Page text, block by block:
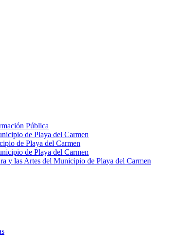
Pública
de Playa del Carmen
de Playa del Carmen
de Playa del Carmen
y las Artes del Municipio de Playa del Carmen